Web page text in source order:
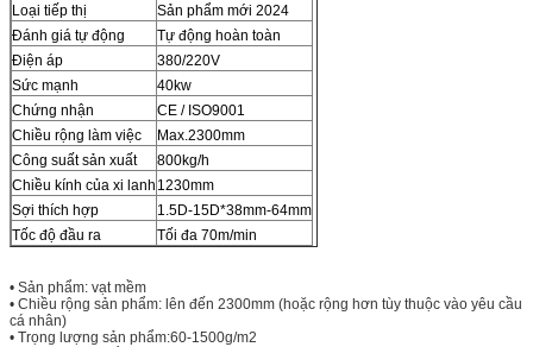
Loại tiếp thị
Sản phẩm mới 2024
Đánh giá tự động
Tự động hoàn toàn
Điện áp
380/220V
Sức mạnh
40kw
Chứng nhận
CE / ISO9001
Chiều rộng làm việc
Max.2300mm
Công suất sản xuất
800kg/h
Chiều kính của xi lanh 1230mm
Sợi thích hợp
1.5D-15D*38mm-64mm
Tốc độ đầu ra
Tối đa 70m/min
• Sản phẩm: vạt mềm
• Chiều rộng sản phẩm: lên đến 2300mm (hoặc rộng hơn tùy thuộc vào yêu cầu
cá nhân)
• Trọng lượng sản phẩm:60-1500g/m2